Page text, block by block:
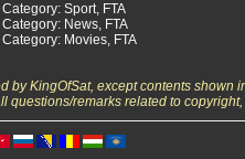
Category: Sport, FTA
Category: News, FTA
Category: Movies, FTA
by KingOfSat, except contents
remarks related to